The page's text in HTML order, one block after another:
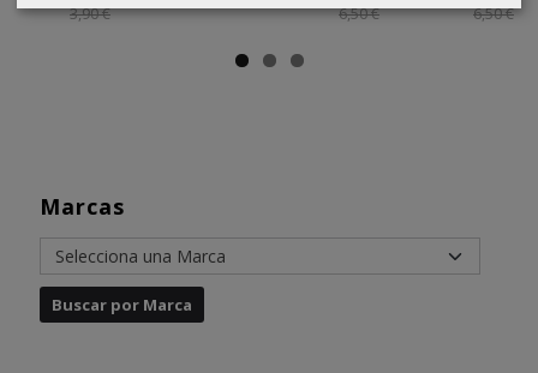
Marcas
3,90 € 6,50 € 6,50 €